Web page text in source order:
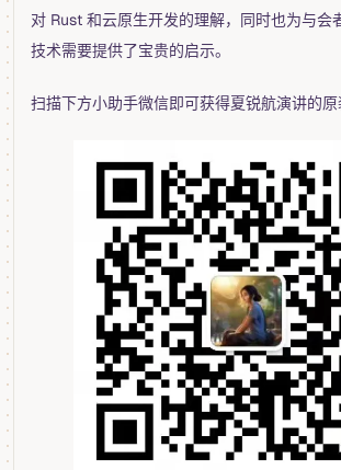
对 Rust 和云原生开发的理解，同时也为与会
技术需要提供了宝贵的启示。
扫描下方小助手微信即可获得夏锐航演讲的原